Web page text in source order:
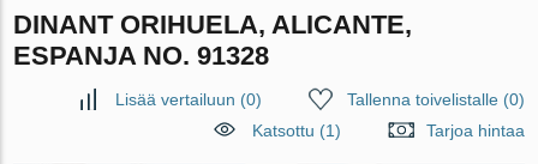
DINANT ORIHUELA, ALICANTE,
ESPANJA NO. 91328
Lisää vertailuun (0) Tallenna toivelistalle(0)
Katsottu (1)
Tarjoa hintaa